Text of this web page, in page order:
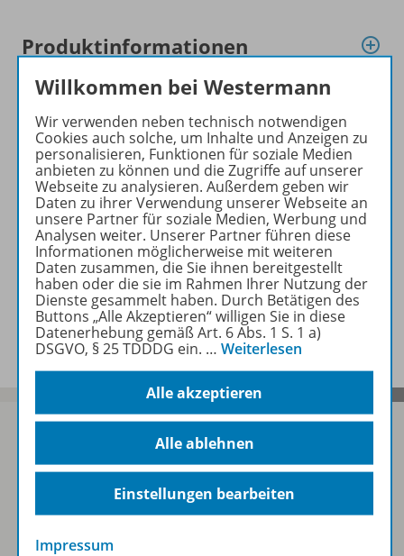
Produktinformationen
Beschreibung
Zugehörige Produkte
Video
Benachrichtigungs-Service
Sofort profitieren
Willkommen bei Westermann
Wir verwenden neben technisch notwendigen
Cookies auch solche, um Inhalte und Anzeigen zu
personalisieren, Funktionen für soziale Medien
anbieten zu können und die Zugriffe auf unserer
Webseite zu analysieren. Außerdem geben wir
Daten zu ihrer Verwendung unserer Webseite an
unsere Partner für soziale Medien, Werbung und
Analysen weiter. Unserer Partner führen diese
Informationen möglicherweise mit weiteren
Daten zusammen, die Sie ihnen bereitgestellt
haben oder die sie im Rahmen Ihrer Nutzung der
Dienste gesammelt haben. Durch Betätigen des
Buttons „Alle Akzeptieren“ willigen Sie in diese
Datenerhebung gemäß Art. 6 Abs. 1 S. 1 a)
DSGVO, § 25 TDDDG ein. … Weiterlesen
Alle akzeptieren
Alle ablehnen
Einstellungen bearbeiten
Impressum